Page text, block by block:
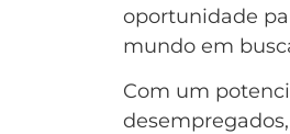
oportunidade
mundo em
Com um